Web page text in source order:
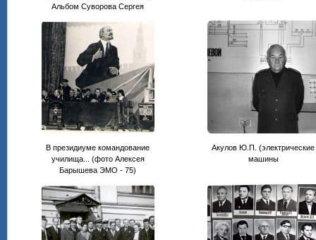
Альбом Суворова Сергея
В президиуме командование
училища... (фото Алексея
Барышева ЭМО - 75)
Акулов Ю.П. (электрические
машины